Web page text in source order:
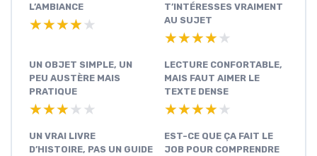
L’AMBIANCE
★★★★★
★★★★★
T’INTÉRESSES VRAIMENT
AU SUJET
★★★★★
★★★★★
UN OBJET SIMPLE, UN
PEU AUSTÈRE MAIS
PRATIQUE
★★★★★
★★★★★
LECTURE CONFORTABLE,
MAIS FAUT AIMER LE
TEXTE DENSE
★★★★★
★★★★★
UN VRAI LIVRE
D’HISTOIRE, PAS UN GUIDE
EST-CE QUE ÇA FAIT LE
JOB POUR COMPRENDRE